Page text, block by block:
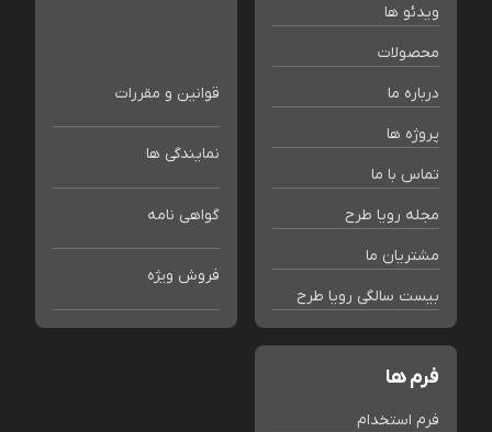
ویدئو ها
محصولات
درباره ما
پروژه ها
تماس با ما
مجله رویا طرح
مشتریان ما
بیست سالگی رویا طرح
قوانین و مقررات
نمایندگی ها
گواهی نامه
فروش ویژه
فرم ها
فرم استخدام